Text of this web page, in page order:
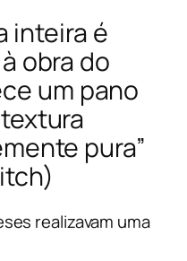
inteira é
obra do
um pano
pura”
realizavam uma